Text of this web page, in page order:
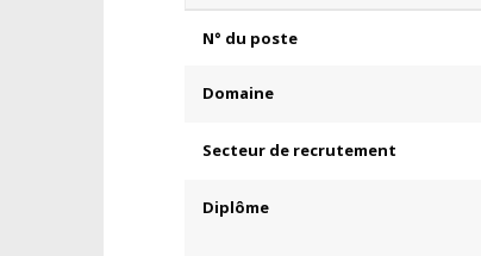
N° du poste
Domaine
Secteur de recrutement
Diplôme